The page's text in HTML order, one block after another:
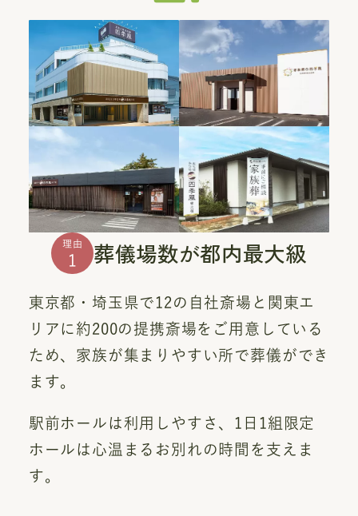
理由
1 葬儀場数が都内最大級
東京都・埼玉県で12の自社斎場と関東エ
リアに約200の提携斎場をご用意している
ため、家族が集まりやすい所で葬儀ができ
ます。
駅前ホールは利用しやすさ、1日1組限定
ホールは心温まるお別れの時間を支えま
す。